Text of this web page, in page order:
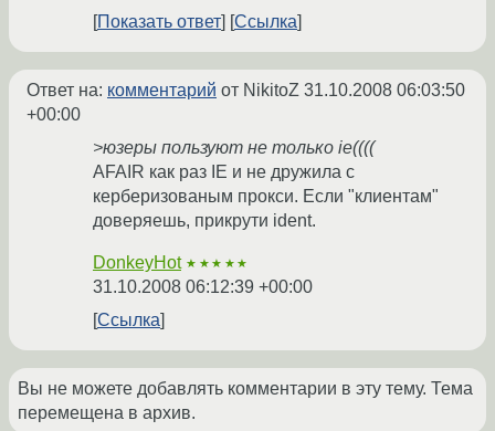
Показать ответ Ссылка
Ответ на: комментарий от NikitoZ 31.10.2008 06:03:50
+00:00
>юзеры пользуют не только ie((((
AFAIR как раз IE и не дружила с
керберизованым прокси. Если "клиентам"
доверяешь, прикрути ident.
DonkeyHot ★★★★★
31.10.2008 06:12:39 +00:00
Ссылка
Вы не можете добавлять комментарии в эту тему. Тема
перемещена в архив.